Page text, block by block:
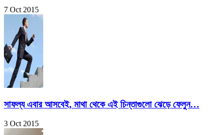
7 Oct 2015
সাফল্য এবার আসবেই, মাথা থেকে এই চিন্তাগুলো ঝেড়ে ফেলুন…
3 Oct 2015